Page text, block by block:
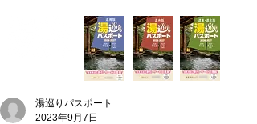
湯巡りパスポート
2023年9月7日